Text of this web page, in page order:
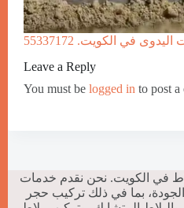
في الكويت. 55337172
Leave a Reply
You must be logged in to post a
في الكويت. نحن نقدم خدمات
بما في ذلك تركيب حجر